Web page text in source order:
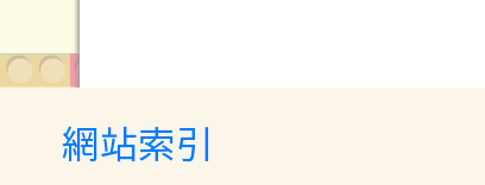
網站索引